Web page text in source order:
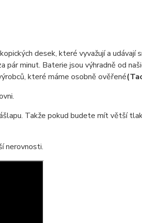
desek, které vyvažují a udávají
pár minut. Baterie jsou výhradně od
které máme osobně ověřené
Takže pokud budete mít větší
nerovnosti.